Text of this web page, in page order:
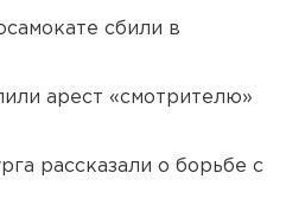
сбили в
арест «смотрителю»
рассказали о борьбе с